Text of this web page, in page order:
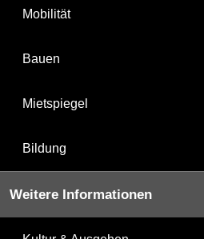
Mobilität
Bauen
Mietspiegel
Bildung
Weitere Informationen